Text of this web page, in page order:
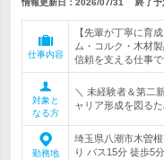
情報更新日：2026/07/31 終了予
仕事内容
【先輩が丁寧に育
ム・コルク・木材
信頼を支える仕事で
対象と
なる方
＼ 未経験者＆第二
ャリア形成を図るた
勤務地
埼玉県八潮市木曽
り バス15分 徒歩5